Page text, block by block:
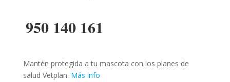
950 140 161
Mantén protegida a tu mascota con los planes de
salud Vetplan. Más info